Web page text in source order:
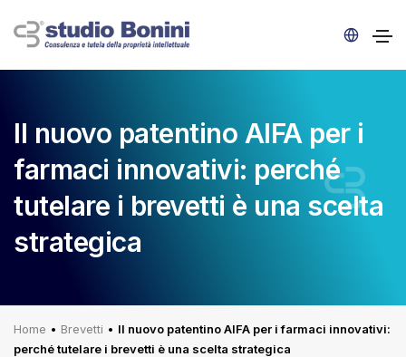
Il nuovo patentino AIFA per i
farmaci innovativi: perché
tutelare i brevetti è una scelta
strategica
Home • Brevetti • Il nuovo patentino AIFA per i farmaci innovativi:
perché tutelare i brevetti è una scelta strategica